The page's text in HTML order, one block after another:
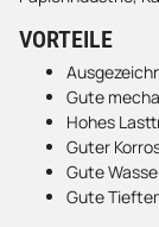
VORTEILE
Gute
Hohes
Guter
Gute
Gute